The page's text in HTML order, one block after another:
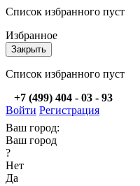
Список избранного пуст
Избранное
Закрыть
Список избранного пуст
+7 (499) 404 - 03 - 93
Войти Регистрация
Ваш город:
Ваш город
?
Нет
Да